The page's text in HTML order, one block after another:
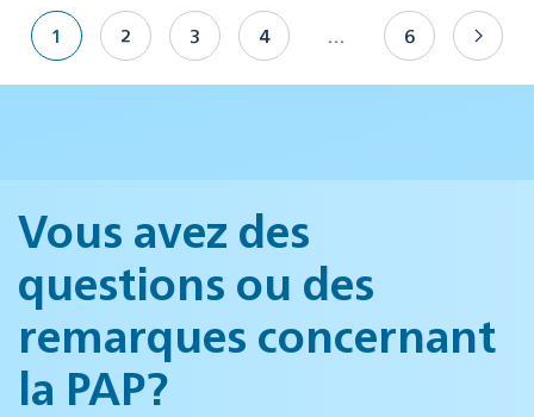
1 2 3 4 … 6
Vous avez des
questions ou des
remarques concernant
la PAP?